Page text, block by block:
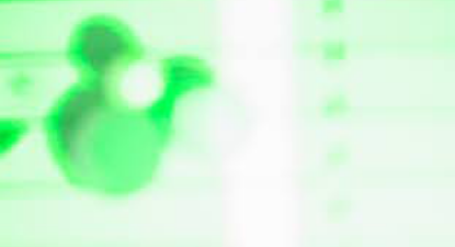
Plantavibras
marzo 16, 2026